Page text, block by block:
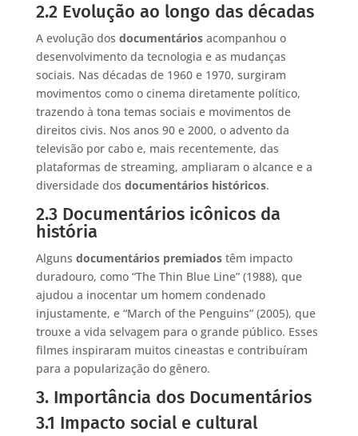
2.2 Evolução ao longo das décadas
A evolução dos documentáriosacompanhou o
desenvolvimento da tecnologia e as mudanças
sociais. Nas décadas de 1960 e 1970, surgiram
movimentos como o cinema diretamente político,
trazendo à tona temas sociais e movimentos de
direitos civis. Nos anos 90 e 2000, o advento da
televisão por cabo e, mais recentemente, das
plataformas de streaming, ampliaram o alcance e a
diversidade dos documentários históricos.
2.3 Documentários icônicos da
história
Alguns documentários premiadostêm impacto
duradouro, como “The Thin Blue Line” (1988), que
ajudou a inocentar um homem condenado
injustamente, e “March of the Penguins” (2005), que
trouxe a vida selvagem para o grande público. Esses
filmes inspiraram muitos cineastas e contribuíram
para a popularização do gênero.
3. Importância dos Documentários
3.1 Impacto social e cultural